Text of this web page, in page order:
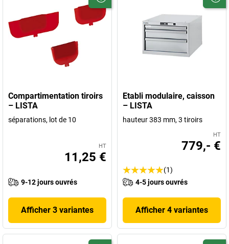
Compartimentation tiroirs
– LISTA
séparations, lot de 10
HT
11,25 €
9-12 jours ouvrés
Afficher 3 variantes
Etabli modulaire, caisson
– LISTA
hauteur 383 mm, 3 tiroirs
HT
779,- €
(1)
4-5 jours ouvrés
Afficher 4 variantes